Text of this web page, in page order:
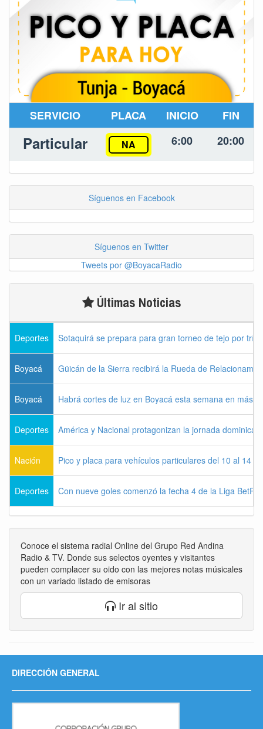
SERVICIO PLACA INICIO FIN
Particular NA 6:00 20:00
Síguenos en Facebook
Síguenos en Twitter
Tweets por @BoyacaRadio
Últimas Noticias
Deportes Sotaquirá se prepara para gran torneo de tejo por tríos
Boyacá Güicán de la Sierra recibirá la Rueda de
Boyacá Habrá cortes de luz en Boyacá esta semana en más
Deportes América y Nacional protagonizan la jornada dominical
Nación Pico y placa para vehículos particulares del 10 al 14
Deportes Con nueve goles comenzó la fecha 4 de la Liga
Conoce el sistema radial Online del Grupo Red Andina
Radio & TV. Donde sus selectos oyentes y visitantes
pueden complacer su oido con las mejores notas músicales
con un variado listado de emisoras
Ir al sitio
DIRECCIÓN GENERAL